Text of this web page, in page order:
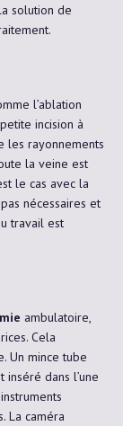
solution de
l’ablation
incision à
les rayonnements
la veine est
le cas avec la
nécessaires et
travail est
ambulatoire,
Cela
Un mince tube
dans l’une
La caméra